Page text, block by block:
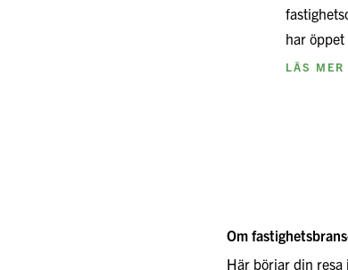
har
LÄS MER
Om
Här börjar din